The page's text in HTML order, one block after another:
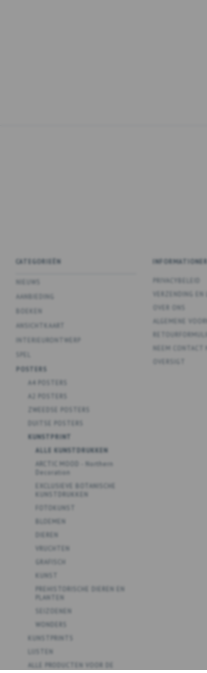
CATEGORIEËN
NIEUWS
AANBIEDING
ANSICHTKAART
INTERIEURONTWERP
POSTERS
A4 POSTERS
A2 POSTERS
ZWEEDSE POSTERS
KUNSTPRINT
ALLE KUNSTDRUKKEN
ARCTIC MOOD - Northern
Decoration
EXCLUSIEVE BOTANISCHE
KUNSTDRUKKEN
FOTOKUNST
BLOEMEN
DIEREN
VRUCHTEN
GRAFISCH
KUNST
PREHISTORISCHE DIEREN EN
PLANTEN
SEIZOENEN
WONDERS
KUNSTPRINTS
LIJSTEN
ALLE PRODUCTEN VOOR DE
INFORMATIONER
ALGEMENE
NEEM CONTACT